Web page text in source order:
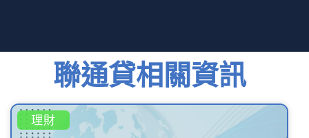
聯通貸相關資訊
理財